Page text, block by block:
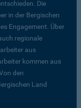
Die
in der Bergischen
Engagement. Über
regionale
aus
kommen aus
den
Land